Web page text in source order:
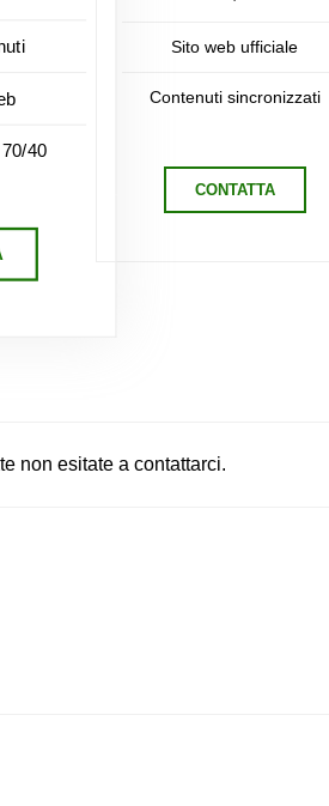
40
Sito web ufficiale
Contenuti sincronizzati
CONTATTA
non esitate a contattarci.